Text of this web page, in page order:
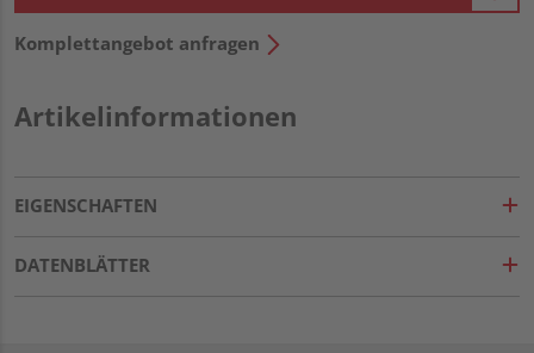
Komplettangebot anfragen
Artikelinformationen
EIGENSCHAFTEN
DATENBLÄTTER